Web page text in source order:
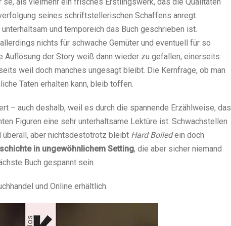
seines schriftstellerischen Schaffens anregt.
und temporeich das Buch geschrieben ist.
nichts für schwache Gemüter und eventuell für so
Auflösung der Story weiß dann wieder zu gefallen, einerseits
weil doch manches ungesagt bleibt. Die Kernfrage, ob man
Taten erhalten kann, bleib toffen.
– auch deshalb, weil es durch die spannende Erzählweise, das
Figuren eine sehr unterhaltsame Lektüre ist. Schwachstellen
überall, aber nichtsdestotrotz bleibt Hard Boiledein doch
in ungewöhnlichem Setting, die aber sicher niemand
Buch gespannt sein.
und Online erhältlich.